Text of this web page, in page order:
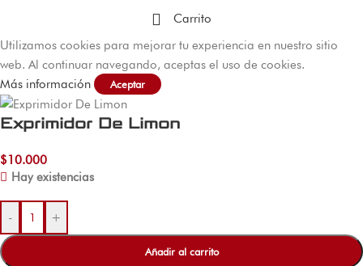
Carrito
Utilizamos cookies para mejorar tu experiencia en nuestro sitio
web. Al continuar navegando, aceptas el uso de cookies.
Más información
Aceptar
Exprimidor De Limon
$10.000
Hay existencias
- +
Añadir al carrito